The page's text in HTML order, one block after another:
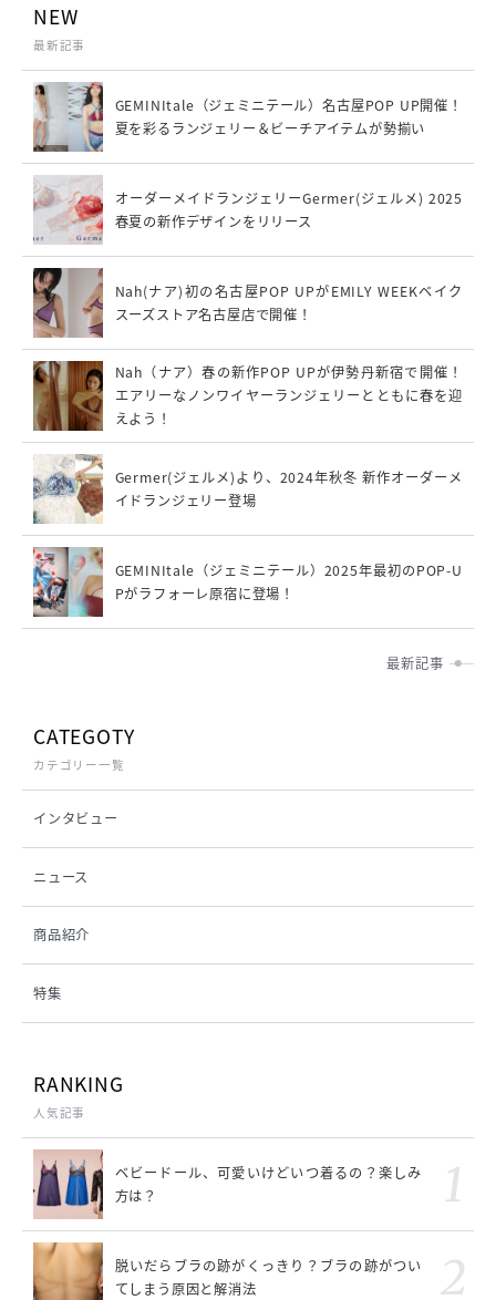
NEW
最新記事
GEMINItale（ジェミニテール）名古屋POP UP開催！
夏を彩るランジェリー＆ビーチアイテムが勢揃い
オーダーメイドランジェリーGermer(ジェルメ) 2025
春夏の新作デザインをリリース
Nah(ナア)初の名古屋POP UPがEMILY WEEKベイク
スーズストア名古屋店で開催！
Nah（ナア）春の新作POP UPが伊勢丹新宿で開催！
エアリーなノンワイヤーランジェリーとともに春を迎
えよう！
Germer(ジェルメ)より、2024年秋冬 新作オーダーメ
イドランジェリー登場
GEMINItale（ジェミニテール）2025年最初のPOP-U
Pがラフォーレ原宿に登場！
最新記事
CATEGOTY
カテゴリー一覧
インタビュー
ニュース
商品紹介
特集
RANKING
人気記事
ベビードール、可愛いけどいつ着るの？楽しみ
方は？
脱いだらブラの跡がくっきり？ブラの跡がつい
てしまう原因と解消法